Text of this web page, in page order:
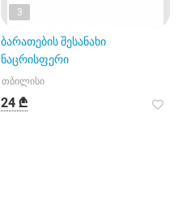
3
ბარათების შესანახი
ნაცრისფერი
თბილისი
24 ₾